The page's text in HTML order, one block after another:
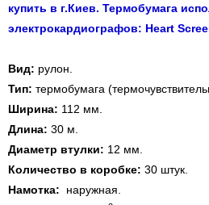
купить в г.Киев. Термобумага и
электрокардиографов: Heart
Вид: рулон.
Тип: термобумага
Ширина: 112 мм.
Длина: 30 м.
Диаметр втулки: 12 мм.
Количество в коробке: 30 штук.
Намотка: наружная.